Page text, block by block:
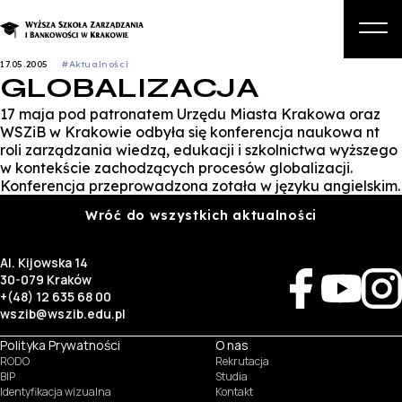
Studia
Studia podyplomowe i kursy
Kandydat
Biznes
Zapisz się na studia
17.05.2005 #Aktualności
GLOBALIZACJA
17 maja pod patronatem Urzędu Miasta Krakowa oraz
WSZiB w Krakowie odbyła się konferencja naukowa nt
roli zarządzania wiedzą, edukacji i szkolnictwa wyższego
w kontekście zachodzących procesów globalizacji.
Konferencja przeprowadzona zotała w języku angielskim.
Wróć do wszystkich aktualności
Al. Kijowska 14
30-079 Kraków
+(48) 12 635 68 00
wszib@wszib.edu.pl
Polityka Prywatności
RODO
BIP
Identyfikacja wizualna
O nas
Rekrutacja
Studia
Kontakt